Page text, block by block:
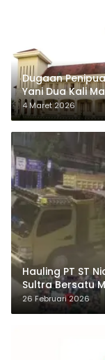
Dugaan
Yani Dua Kali
4 Maret 2026
Hauling PT ST
Sultra Bersatu
26 Februari 2026